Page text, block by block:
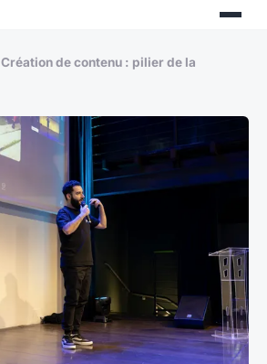
Création de contenu : pilier de la